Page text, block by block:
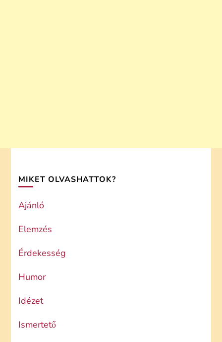
MIKET OLVASHATTOK?
Ajánló
Elemzés
Érdekesség
Humor
Idézet
Ismertető